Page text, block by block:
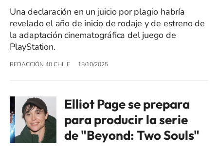
Una declaración en un juicio por plagio habría
revelado el año de inicio de rodaje y de estreno de
la adaptación cinematográfica del juego de
PlayStation.
REDACCIÓN 40 CHILE 18/10/2025
Elliot Page se prepara
para producir la serie
de "Beyond: Two Souls"